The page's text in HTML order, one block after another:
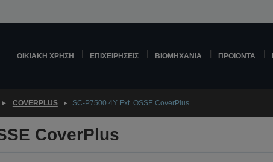
ΟΙΚΙΑΚΉ ΧΡΉΣΗ ΕΠΙΧΕΙΡΉΣΕΙΣ ΒΙΟΜΗΧΑΝΊΑ ΠΡΟΪΌΝΤΑ
COVERPLUS SC-P7500 4Y Ext. OSSE CoverPlus
CoverPlus